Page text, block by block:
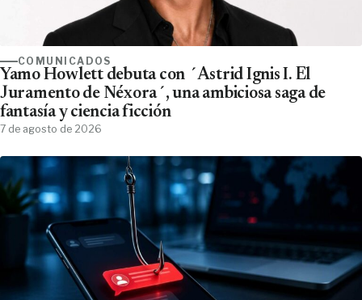
COMUNICADOS
Yamo Howlett debuta con ´Astrid Ignis I. El
Juramento de Néxora´, una ambiciosa saga de
fantasía y ciencia ficción
7 de agosto de 2026